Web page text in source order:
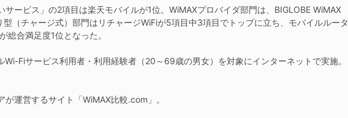
ービス」の2項目は楽天モバイルが1位。WiMAXプロバイダ部門は、BIGLOBE WiMAX
（チャージ式）部門はリチャージWiFiが5項目中3項目でトップに立ち、モバイルルータ
総合満足度1位となった。
Fiサービス利用者・利用経験者（20～69歳の男女）を対象にインターネットで実施。
運営するサイト「WiMAX比較.com」。